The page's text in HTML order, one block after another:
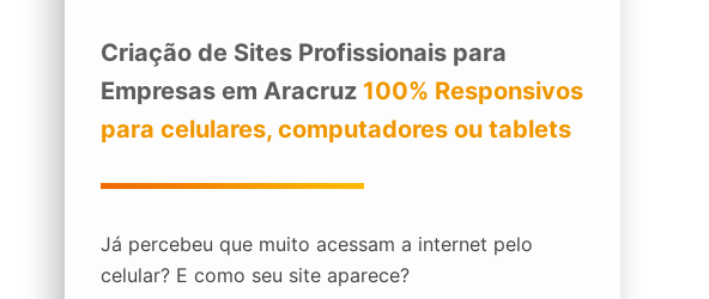
Criação de Sites Profissionais para
Empresas em Aracruz 100% Responsivos
para celulares, computadores ou tablets
Já percebeu que muito acessam a internet pelo
celular? E como seu site aparece?